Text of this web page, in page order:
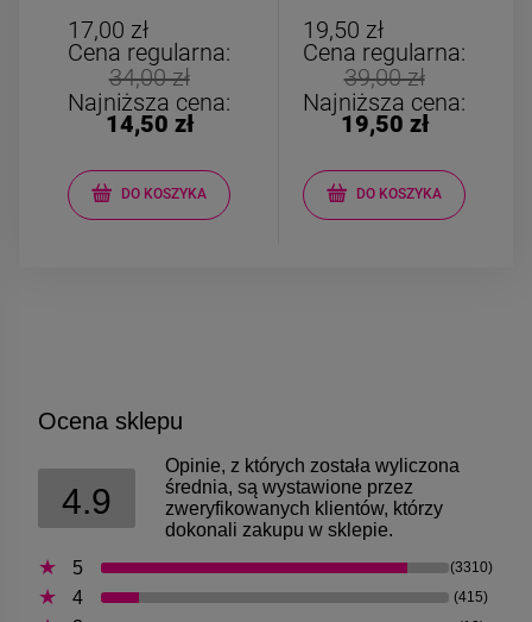
Kolczyki STAL
CHIRURGICZNA motylek
czarny
39,00 zł
Kolczyki STAL
CHIRURGICZNA
niebieski
DO KOSZYKA
17,00 zł
Cena regularna:
34,00 zł
Najniższa cena:
14,50 zł
DO KOSZYKA
czerwone kryształki
złote serce
19,50 zł
Cena regularna:
39,00 zł
Najniższa cena:
19,50 zł
DO KOSZYKA
Ocena sklepu
4.9
Opinie, z których została wyliczona
średnia, są wystawione przez
zweryfikowanych klientów, którzy
dokonali zakupu w sklepie.
5
(3310)
4 (415)